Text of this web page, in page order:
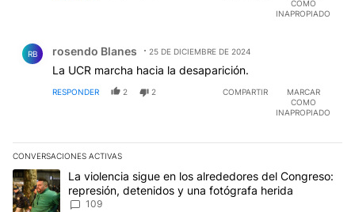
COMO
INAPROPIADO
RB rosendo Blanes 25 DE DICIEMBRE DE 2024
La UCR marcha hacia la desaparición.
RESPONDER 2 2 COMPARTIR
MARCAR
COMO
INAPROPIADO
CONVERSACIONES ACTIVAS
Este listado muestra los artículos con más comentarios en los
Un artículo de tendencia con el título "La violencia sigue en los
La violencia sigue en los alrededores del Congreso:
represión, detenidos y una fotógrafa herida
109